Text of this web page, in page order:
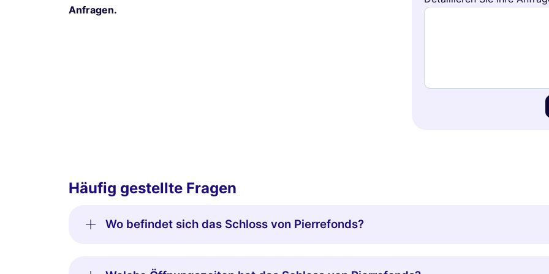
Anfragen.
Häufig gestellte Fragen
Wo befindet sich das Schloss von Pierrefonds?